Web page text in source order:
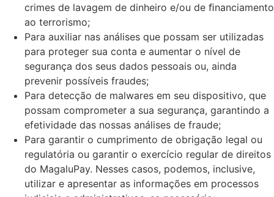
crimes de lavagem de dinheiro e/ou de ﬁnanciamento
ao terrorismo;
Para auxiliar nas análises que possam ser utilizadas
para proteger sua conta e aumentar o nível de
segurança dos seus dados pessoais ou, ainda
prevenir possíveis fraudes;
Para detecção de malwares em seu dispositivo, que
possam comprometer a sua segurança, garantindo a
efetividade das nossas análises de fraude;
Para garantir o cumprimento de obrigação legal ou
regulatória ou garantir o exercício regular de direitos
do MagaluPay. Nesses casos, podemos, inclusive,
utilizar e apresentar as informações em processos